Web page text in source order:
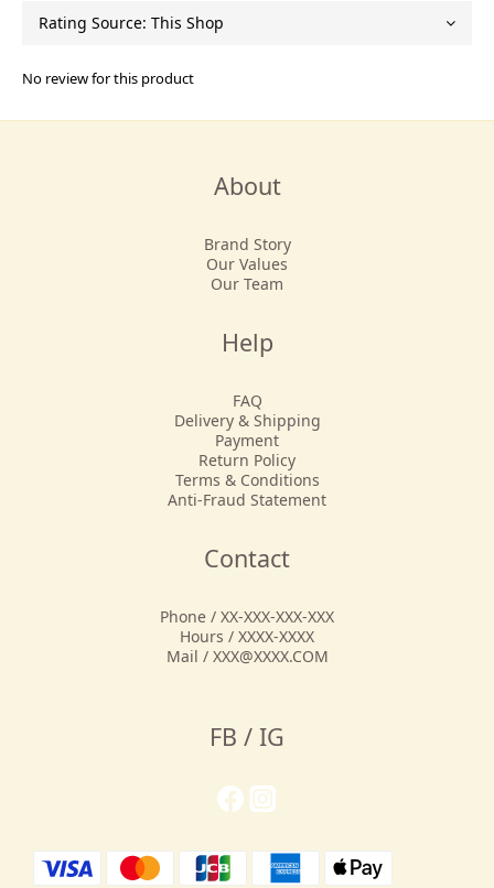
No review for this product
About
Brand Story
Our Values
Our Team
Help
FAQ
Delivery & Shipping
Payment
Return Policy
Terms & Conditions
Anti-Fraud Statement
Contact
Phone / XX-XXX-XXX-XXX
Hours / XXXX-XXXX
Mail / XXX@XXXX.COM
FB / IG